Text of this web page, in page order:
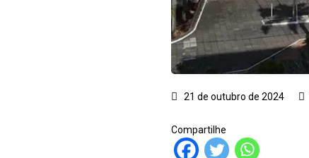
21 de outubro de 2024
Compartilhe